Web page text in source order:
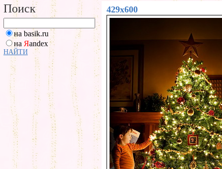
Поиск
на basik.ru
на Яandex
НАЙТИ
429x600